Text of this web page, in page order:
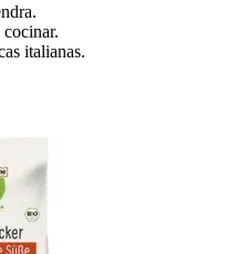
italianas.